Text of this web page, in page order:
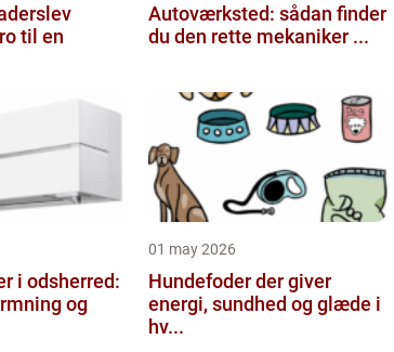
til en
Autoværksted: sådan finder
du den rette mekaniker ...
i odsherred:
og
01 may 2026
Hundefoder der giver
energi, sundhed og glæde i
hv...